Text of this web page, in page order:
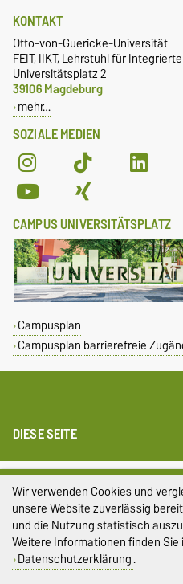
SOZIALE MEDIEN
KONTAKT
Otto-von-Guericke-Universität
FEIT, IIKT, Lehrstuhl für
Universitätsplatz 2
39106 Magdeburg
mehr…
CAMPUS UNIVERSITÄTSPLATZ
Campusplan
Campusplan barrierefreie
DIESE SEITE
Cookie-
Wir verwenden Cookies und
unsere Website zuverlässig
und die Nutzung statistisch
Weitere Informationen finden Sie
Datenschutzerklärung.